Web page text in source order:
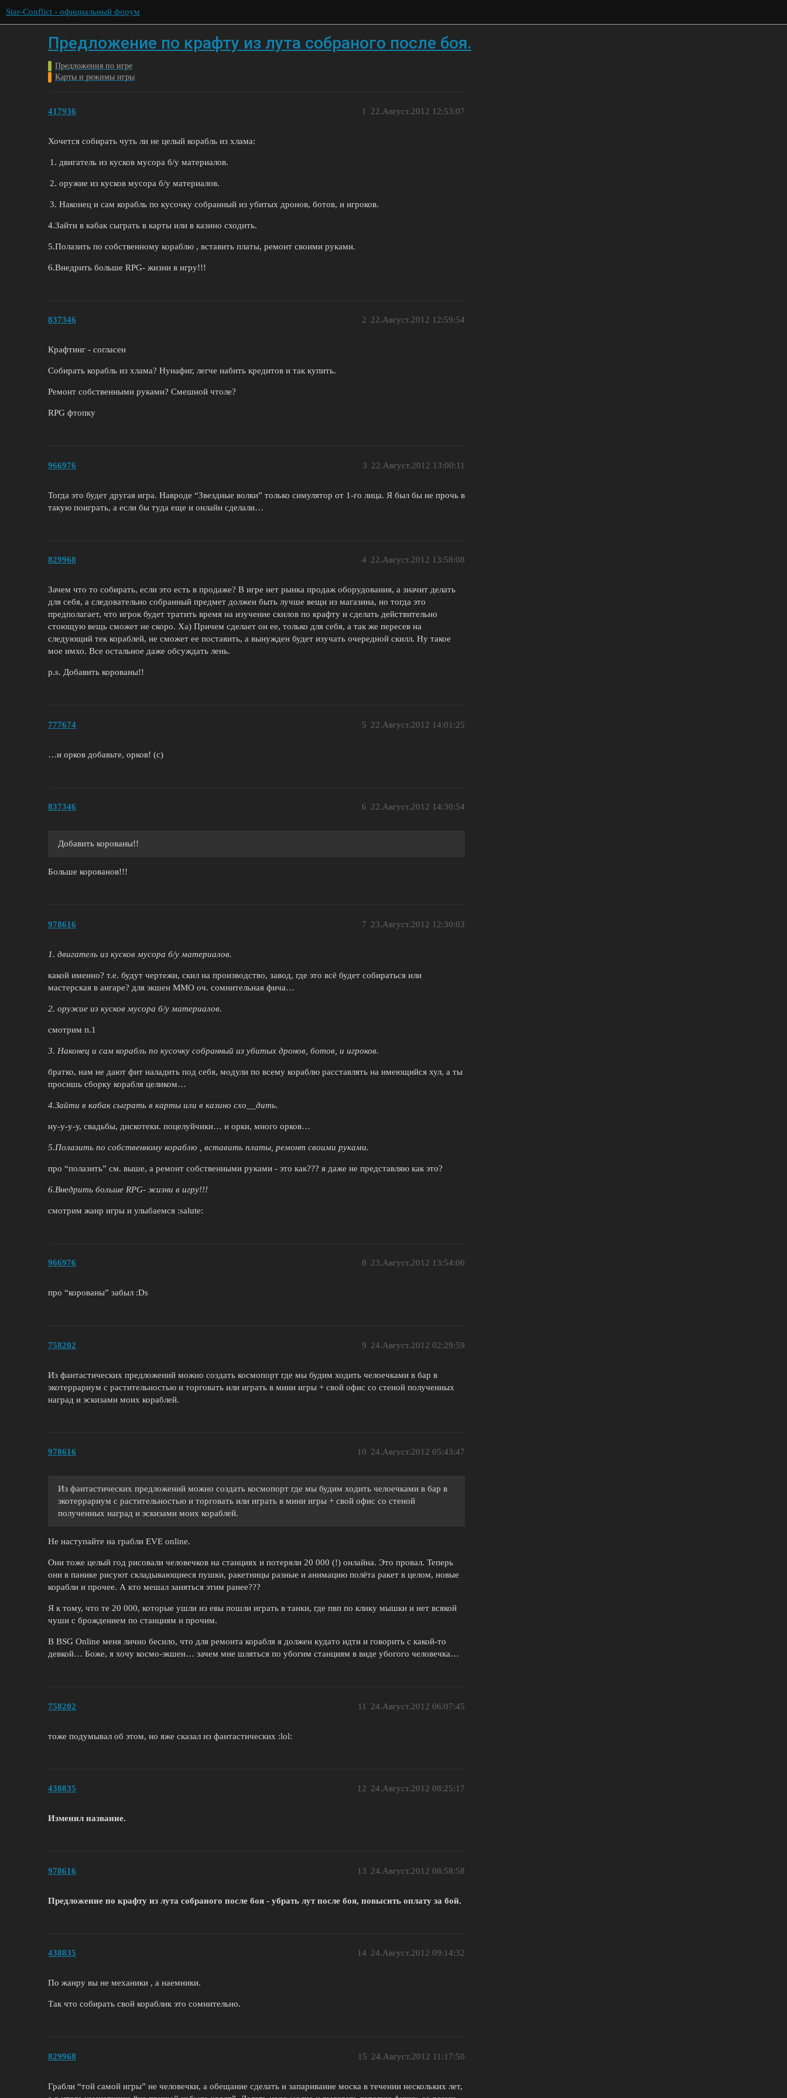
Star-Conflict - официальный форум
Предложение по крафту из лута собраного после боя.
Предложения по игре
Карты и режимы игры
417936 22.Август.2012 12:53:07
1
Хочется собирать чуть ли не целый корабль из хлама:
двигатель из кусков мусора б/у материалов.
оружие из кусков мусора б/у материалов.
Наконец и сам корабль по кусочку собранный из убитых дронов, ботов, и игроков.
4.Зайти в кабак сыграть в карты или в казино сходить.
5.Полазить по собственному кораблю , вставить платы, ремонт своими руками.
6.Внедрить больше RPG- жизни в игру!!!
837346 22.Август.2012 12:59:54
2
Крафтинг - согласен
Собирать корабль из хлама? Нунафиг, легче набить кредитов и так купить.
Ремонт собственными руками? Смешной чтоле?
RPG фтопку
966976 22.Август.2012 13:00:11
3
Тогда это будет другая игра. Навроде “Звездные волки” только симулятор от 1-го лица. Я был бы не прочь в
такую поиграть, а если бы туда еще и онлайн сделали…
829968 22.Август.2012 13:58:08
4
Зачем что то собирать, если это есть в продаже? В игре нет рынка продаж оборудования, а значит делать
для себя, а следовательно собранный предмет должен быть лучше вещи из магазина, но тогда это
предполагает, что игрок будет тратить время на изучение скилов по крафту и сделать действительно
стоющую вещь сможет не скоро. Ха) Причем сделает он ее, только для себя, а так же пересев на
следующий тек кораблей, не сможет ее поставить, а вынужден будет изучать очередной скилл. Ну такое
мое имхо. Все остальное даже обсуждать лень.
p.s. Добавить корованы!!
777674 22.Август.2012 14:01:25
5
…и орков добавьте, орков! (с)
837346 22.Август.2012 14:30:54
6
Добавить корованы!!
Больше корованов!!!
978616 23.Август.2012 12:30:03
7
1. двигатель из кусков мусора б/у материалов.
какой именно? т.е. будут чертежи, скил на производство, завод, где это всё будет собираться или
мастерская в ангаре? для экшен ММО оч. сомнительная фича…
2. оружие из кусков мусора б/у материалов.
смотрим п.1
3. Наконец и сам корабль по кусочку собранный из убитых дронов, ботов, и игроков.
братко, нам не дают фит наладить под себя, модули по всему кораблю расставлять на имеющийся хул, а ты
просишь сборку корабля целиком…
4.Зайти в кабак сыграть в карты или в казино схо__дить.
ну-у-у-у, свадьбы, дискотеки. поцелуйчики… и орки, много орков…
5.Полазить по собственному кораблю , вставить платы, ремонт своими руками.
про “полазить” см. выше, а ремонт собственными руками - это как??? я даже не представляю как это?
6.Внедрить больше RPG- жизни в игру!!!
смотрим жанр игры и улыбаемся :salute:
966976 23.Август.2012 13:54:06
8
про “корованы” забыл :Ds
758202 24.Август.2012 02:29:59
9
Из фантастических предложений можно создать космопорт где мы будим ходить челоечками в бар в
экотеррариум с растительностью и торговать или играть в мини игры + свой офис со стеной полученных
наград и эскизами моих кораблей.
978616 24.Август.2012 05:43:47
10
Из фантастических предложений можно создать космопорт где мы будим ходить челоечками в бар в
экотеррариум с растительностью и торговать или играть в мини игры + свой офис со стеной
полученных наград и эскизами моих кораблей.
Не наступайте на грабли EVE online.
Они тоже целый год рисовали человечков на станциях и потеряли 20 000 (!) онлайна. Это провал. Теперь
они в панике рисуют складывающиеся пушки, ракетницы разные и анимацию полёта ракет в целом, новые
корабли и прочее. А кто мешал заняться этим ранее???
Я к тому, что те 20 000, которые ушли из евы пошли играть в танки, где пвп по клику мышки и нет всякой
чуши с брождением по станциям и прочим.
В BSG Online меня лично бесило, что для ремонта корабля я должен кудато идти и говорить с какой-то
девкой… Боже, я хочу космо-экшен… зачем мне шляться по убогим станциям в виде убогого человечка…
758202 24.Август.2012 06:07:45
11
тоже подумывал об этом, но яже сказал из фантастических :lol:
438835 24.Август.2012 08:25:17
12
Изменил название.
978616 24.Август.2012 08:58:58
13
Предложение по крафту из лута собраного после боя - убрать лут после боя, повысить оплату за бой.
438835 24.Август.2012 09:14:32
14
По жанру вы не механики , а наемники.
Так что собирать свой кораблик это сомнительно.
829968 24.Август.2012 11:17:50
15
Грабли “той самой игры” не человечки, а обещание сделать и запаривание моска в течении нескольких лет,